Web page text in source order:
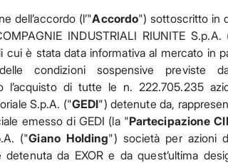
dell’accordo (l’"Accordo") sottoscritto in
INDUSTRIALI RIUNITE S.p.A.
cui è stata data informativa al mercato in
condizioni sospensive previste
l’acquisto di tutte le n. 222.705.235
S.p.A. ("GEDI") detenute da,
emesso di GEDI (la "Partecipazione
("Giano Holding") società per azioni
detenuta da EXOR e da quest’ultima